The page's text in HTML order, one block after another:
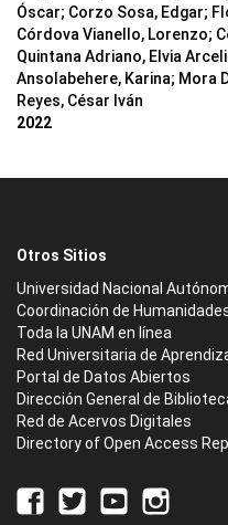
Óscar; Corzo Sosa, Edgar;
Córdova Vianello, Lorenzo;
Quintana Adriano, Elvia
Ansolabehere, Karina; Mora
Reyes, César Iván
2022
Otros Sitios
Universidad Nacional
Coordinación de
Toda la UNAM en línea
Red Universitaria de
Portal de Datos Abiertos
Dirección General de
Red de Acervos Digitales
Directory of Open Access